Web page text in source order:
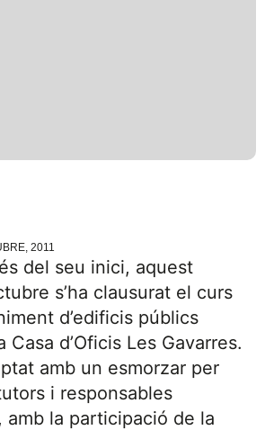
2011
del seu inici, aquest
s’ha clausurat el curs
d’edificis públics
d’Oficis Les Gavarres.
amb un esmorzar per
i responsables
amb la participació de la